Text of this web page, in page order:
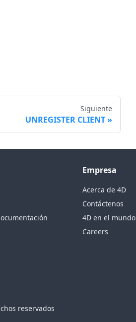
Siguiente
UNREGISTER CLIENT
Empresa
Acerca de 4D
Contáctenos
4D en el mundo
Careers
reservados